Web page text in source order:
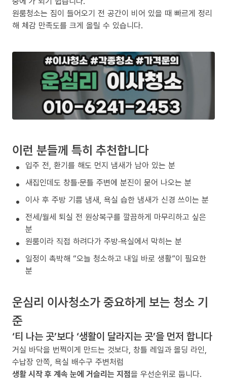
원룸청소는 짐이 들어오기 전 공간이 비어 있을 때 빠르게 정리
해 체감 만족도를 크게 올릴 수 있습니다.
이런 분들께 특히 추천합니다
입주 전, 환기를 해도 먼지 냄새가 남아 있는 분
새집인데도 창틀·문틀 주변에 분진이 묻어 나오는 분
이사 후 주방 기름 냄새, 욕실 습한 냄새가 신경 쓰이는 분
전세/월세 퇴실 전 원상복구를 깔끔하게 마무리하고 싶은
분
원룸이라 직접 하려다가 주방·욕실에서 막히는 분
일정이 촉박해 “오늘 청소하고 내일 바로 생활”이 필요한
분
운심리 이사청소가 중요하게 보는 청소 기
준
‘티 나는 곳’보다 ‘생활이 달라지는 곳’을 먼저 합니다
거실 바닥을 번쩍이게 만드는 것보다, 창틀 레일과 몰딩 라인,
수납장 안쪽, 욕실 배수구 주변처럼
생활 시작 후 계속 눈에 거슬리는 지점을 우선순위로 둡니다.